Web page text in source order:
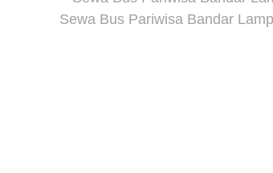
Sewa Bus Pariwisa Bandar